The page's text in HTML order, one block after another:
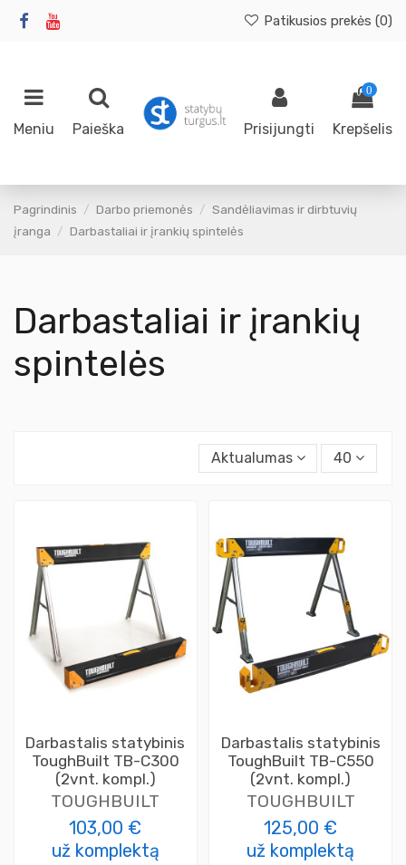
Patikusios prekės (0)
Meniu Paieška Prisijungti
0
Krepšelis
Pagrindinis Darbo priemonės
Sandėliavimas ir dirbtuvių
įranga
Darbastaliai ir įrankių spintelės
Darbastaliai ir įrankių
spintelės
Aktualumas 40
Darbastalis statybinis
ToughBuilt TB-C300
(2vnt. kompl.)
TOUGHBUILT
103,00 €
už komplektą
Darbastalis statybinis
ToughBuilt TB-C550
(2vnt. kompl.)
TOUGHBUILT
125,00 €
už komplektą